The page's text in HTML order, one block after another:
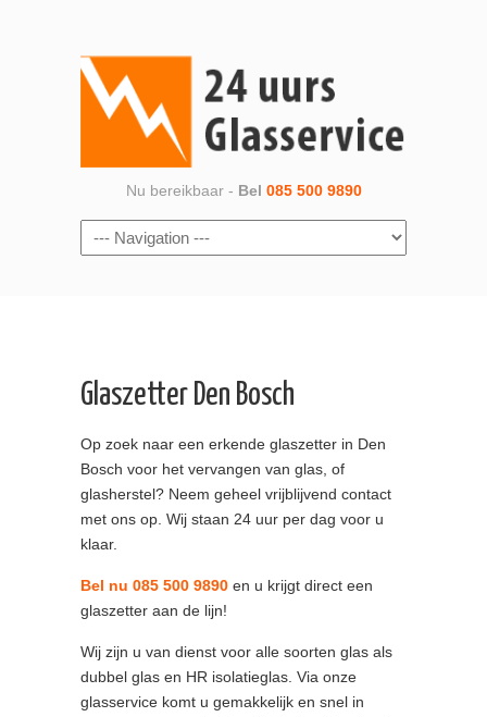
Nu bereikbaar - Bel 085 500 9890
Navigation
Glaszetter Den Bosch
Op zoek naar een erkende glaszetter in Den
Bosch voor het vervangen van glas, of
glasherstel? Neem geheel vrijblijvend contact
met ons op. Wij staan 24 uur per dag voor u
klaar.
Bel nu 085 500 9890 en u krijgt direct een
glaszetter aan de lijn!
Wij zijn u van dienst voor alle soorten glas als
dubbel glas en HR isolatieglas. Via onze
glasservice komt u gemakkelijk en snel in